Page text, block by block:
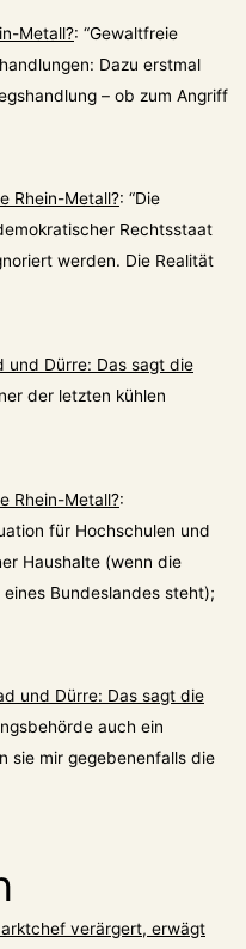
Metall?: “Gewaltfreie
Dazu erstmal
– ob zum Angriff
Rhein-Metall?: “Die
Rechtsstaat
werden. Die Realität
und Dürre: Das sagt die
der letzten kühlen
Rhein-Metall?:
für Hochschulen und
Haushalte (wenn die
Bundeslandes steht);
und Dürre: Das sagt die
auch ein
sie mir gegebenenfalls die
verärgert, erwägt